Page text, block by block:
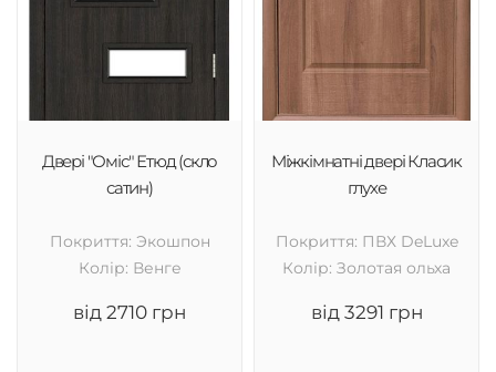
Двері "Оміс" Етюд (скло
сатин)
Покриття: Экошпон
Колір: Венге
від 2710 грн
Міжкімнатні двері Класик
глухе
Покриття: ПВХ DeLuxe
Колір: Золотая ольха
від 3291 грн